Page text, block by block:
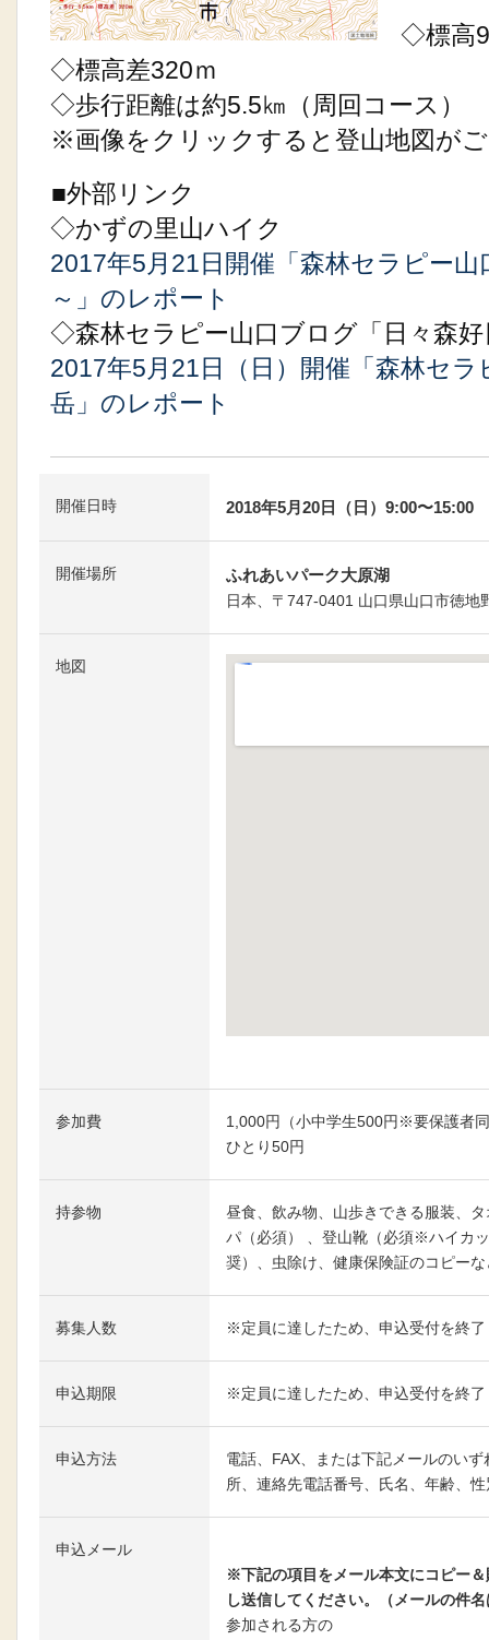
◇標高
◇標高差320ｍ
◇歩行距離は約5.5㎞（周回コース）
※画像をクリックすると登山地図が
■外部リンク
◇かずの里山ハイク
2017年5月21日開催「森林セラピー山
～」のレポート
◇森林セラピー山口ブログ「日々森好
2017年5月21日（日）開催「森林セラ
岳」のレポート
開催日時 2018年5月20日（日）9:00〜15:00
開催場所 ふれあいパーク大原湖
日本、〒747-0401 山口県山口市徳地
地図
参加費
1,000円（小中学生500円※要保護者
ひとり50円
持参物
昼食、飲み物、山歩きできる服装、
パ（必須） 、登山靴（必須※ハイカ
奨）、虫除け、健康保険証のコピーな
募集人数 ※定員に達したため、申込受付を終了
申込期限 ※定員に達したため、申込受付を終了
申込方法
電話、FAX、または下記メールのい
所、連絡先電話番号、氏名、年齢、
申込メール
※下記の項目をメール本文にコピー
し送信してください。（メールの件
参加される方の